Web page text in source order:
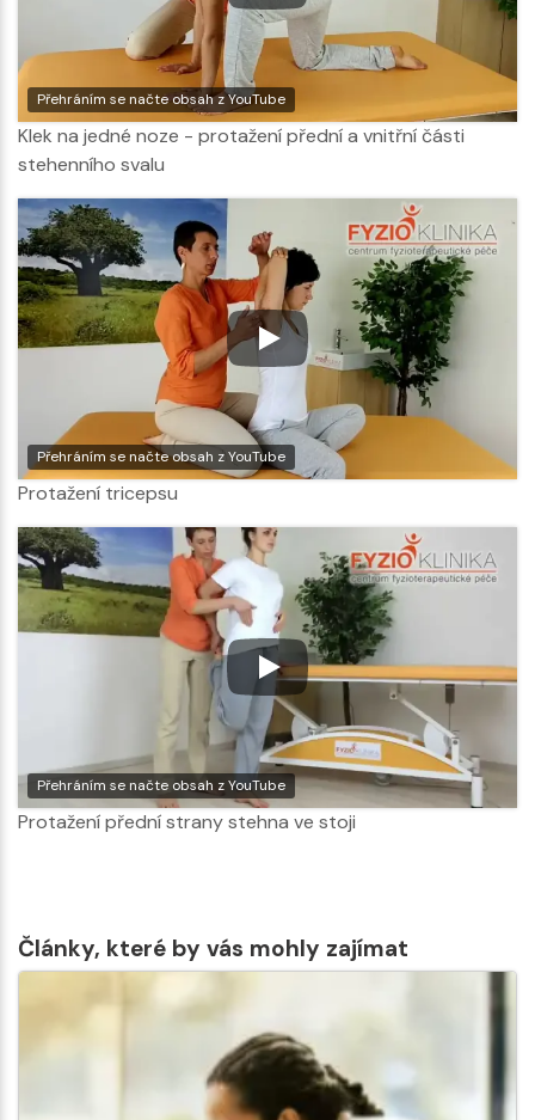
Přehráním se načte obsah z YouTube
Klek na jedné noze - protažení přední a vnitřní části
stehenního svalu
Přehráním se načte obsah z YouTube
Protažení tricepsu
Přehráním se načte obsah z YouTube
Protažení přední strany stehna ve stoji
Články, které by vás mohly zajímat